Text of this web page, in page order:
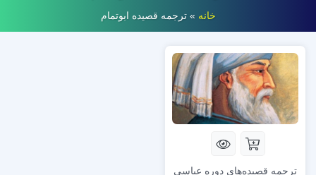
خانه »ترجمه قصیده ابوتمام
ترجمه قصیده‌های دوره عباسی